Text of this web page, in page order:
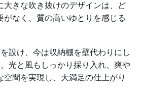
大きな吹き抜けのデザインは、ど
がなく、質の高いゆとりを感じる
設け、今は収納棚を壁代わりにし
光と風もしっかり採り入れ、爽や
間を実現し、大満足の仕上がり